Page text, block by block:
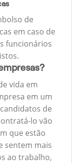
de
em caso de
funcionários
vida em
em um
de
lo vão
que estão
sentem mais
ao trabalho,